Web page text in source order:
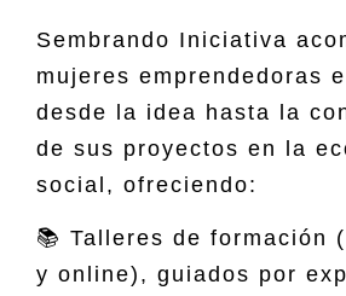
Sembrando Iniciativa
mujeres emprendedoras
desde la idea hasta la
de sus proyectos en la
social, ofreciendo:
📚 Talleres de formación
y online), guiados por